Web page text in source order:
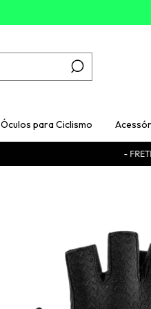
Óculos para Ciclismo
- FRETE GRÁTIS -